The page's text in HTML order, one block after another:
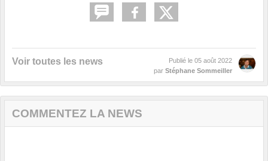
Voir toutes les news Publié le 05 août 2022
par Stéphane Sommeiller
COMMENTEZ LA NEWS